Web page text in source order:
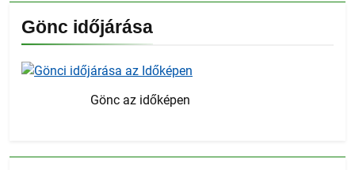
Gönc időjárása
Gönc az időképen